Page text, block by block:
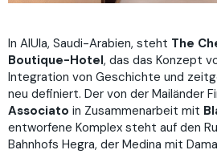
In AlUla, Saudi-Arabien, steht The
Boutique-Hotel, das das Konzept
Integration von Geschichte und
neu definiert. Der von der Mailänder
Associato in Zusammenarbeit mit
entworfene Komplex steht auf den
Bahnhofs Hegra, der Medina mit